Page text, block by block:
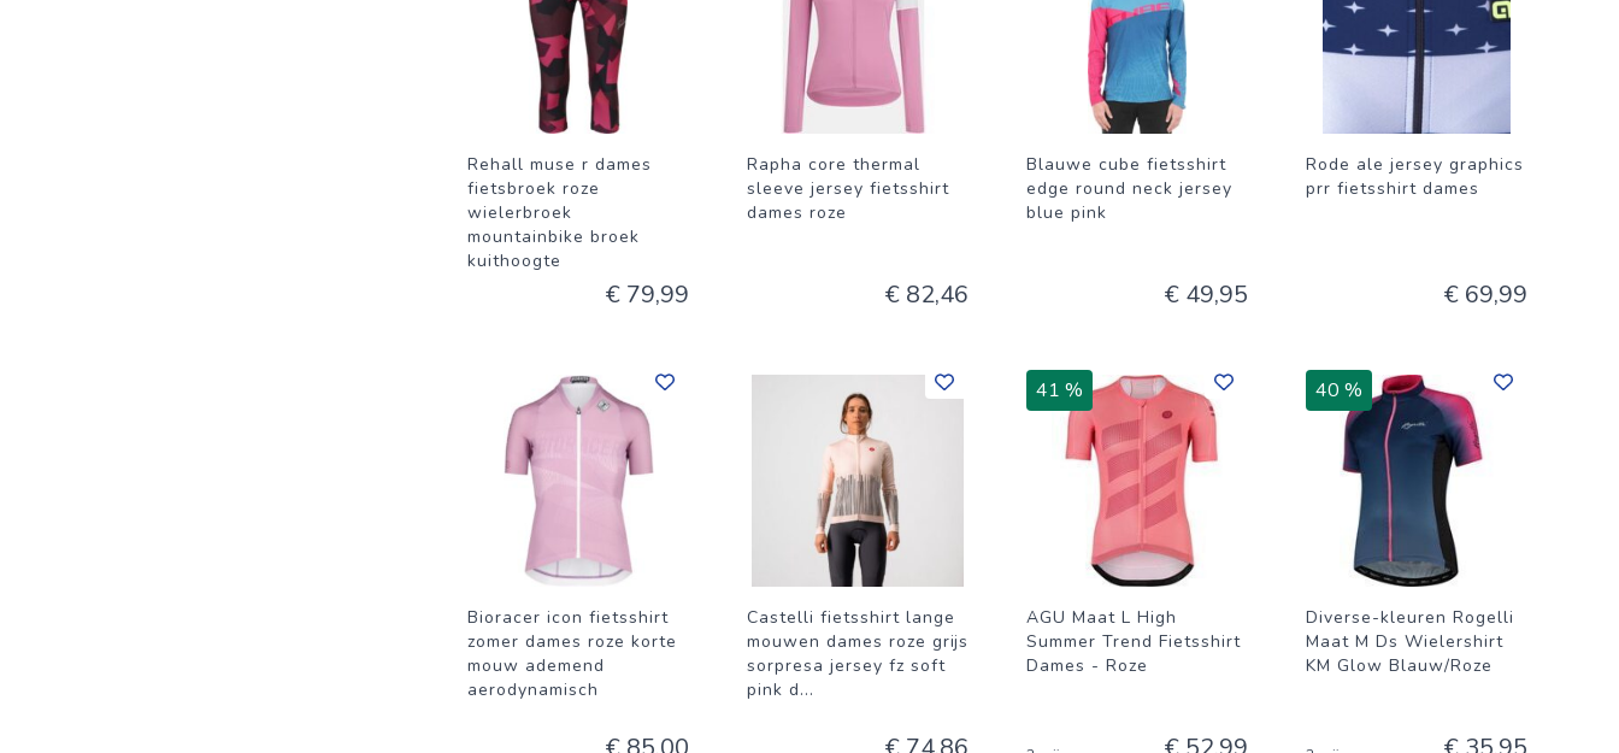
Rehall muse r dames
fietsbroek roze
wielerbroek
mountainbike broek
kuithoogte
€ 79,99
Rapha core thermal
sleeve jersey fietsshirt
dames roze
€ 82,46
Blauwe cube fietsshirt
edge round neck jersey
blue pink
€ 49,95
Rode ale jersey graphics
prr fietsshirt dames
€ 69,99
Bioracer icon fietsshirt
zomer dames roze korte
mouw ademend
aerodynamisch
Castelli fietsshirt lange
mouwen dames roze grijs
sorpresa jersey fz soft
pink d...
41 %
AGU Maat L High
Summer Trend Fietsshirt
Dames - Roze
40 %
Diverse-kleuren Rogelli
Maat M Ds Wielershirt
KM Glow Blauw/Roze